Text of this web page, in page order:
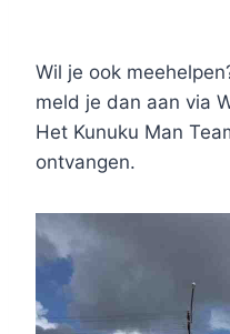
Wil je ook
meld je dan aan via
Het Kunuku Man
ontvangen.